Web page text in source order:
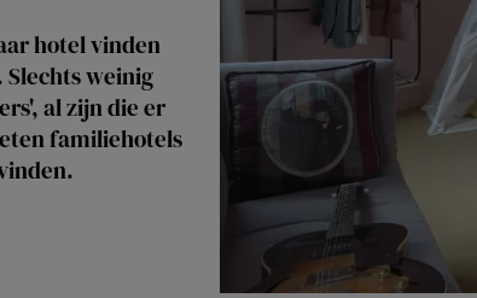
hotel vinden
weinig
al zijn die er
familiehotels